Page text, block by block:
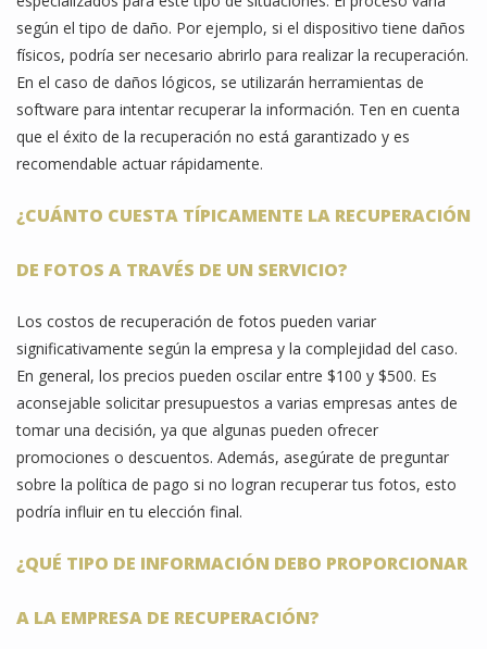
según el tipo de daño. Por ejemplo, si el dispositivo tiene daños
físicos, podría ser necesario abrirlo para realizar la recuperación.
En el caso de daños lógicos, se utilizarán herramientas de
software para intentar recuperar la información. Ten en cuenta
que el éxito de la recuperación no está garantizado y es
recomendable actuar rápidamente.
¿CUÁNTO CUESTA TÍPICAMENTE LA RECUPERACIÓN
DE FOTOS A TRAVÉS DE UN SERVICIO?
Los costos de recuperación de fotos pueden variar
significativamente según la empresa y la complejidad del caso.
En general, los precios pueden oscilar entre $100 y $500. Es
aconsejable solicitar presupuestos a varias empresas antes de
tomar una decisión, ya que algunas pueden ofrecer
promociones o descuentos. Además, asegúrate de preguntar
sobre la política de pago si no logran recuperar tus fotos, esto
podría influir en tu elección final.
¿QUÉ TIPO DE INFORMACIÓN DEBO PROPORCIONAR
A LA EMPRESA DE RECUPERACIÓN?